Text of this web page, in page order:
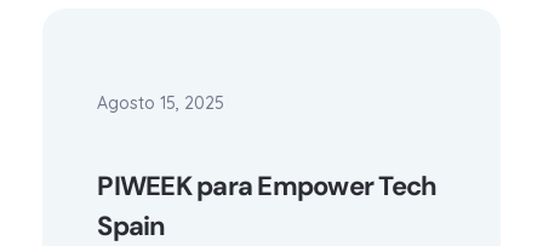
Agosto 15, 2025
PIWEEK para Empower Tech
Spain